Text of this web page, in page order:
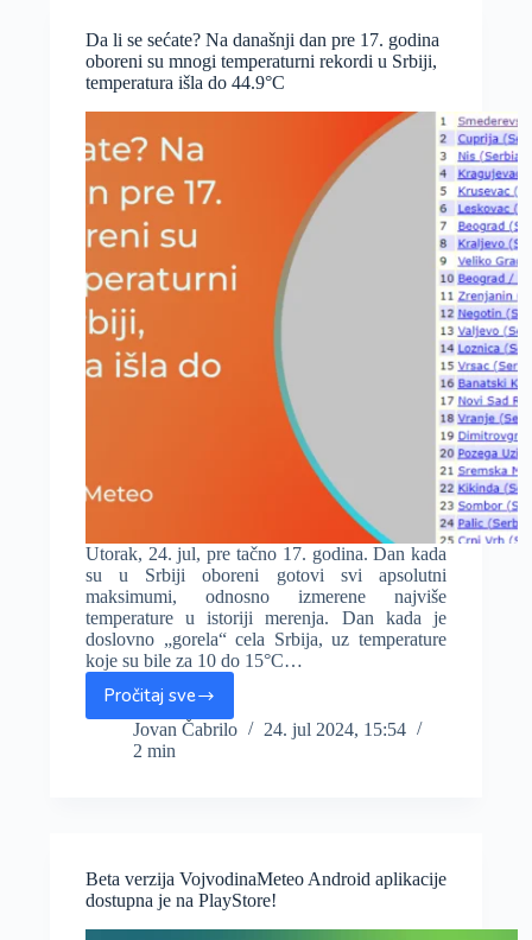
u
Srbiji.
Vojvodina
sa
anomalijama!
Da li se sećate? Na današnji dan pre 17. godina
oboreni su mnogi temperaturni rekordi u Srbiji,
temperatura išla do 44.9°C
Utorak, 24. jul, pre tačno 17. godina. Dan kada
su u Srbiji oboreni gotovi svi apsolutni
maksimumi, odnosno izmerene najviše
temperature u istoriji merenja. Dan kada je
doslovno „gorela“ cela Srbija, uz temperature
koje su bile za 10 do 15°C…
Pročitaj sve
Da
li
se
pre
17.
Jovan Čabrilo
24. jul 2024, 15:54
2 min
Beta verzija VojvodinaMeteo Android aplikacije
dostupna je na PlayStore!